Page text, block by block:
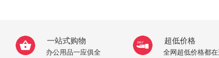
一站式购物
办公用品一应俱全
超低价格
全网超低价格都